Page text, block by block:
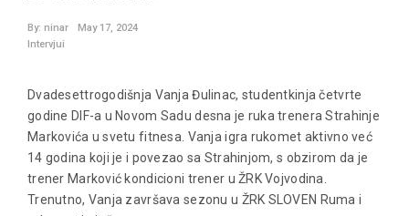
By: ninar
May 17, 2024
Intervjui
Dvadesettrogodišnja Vanja Đulinac, studentkinja četvrte
godine DIF-a u Novom Sadu desna je ruka trenera Strahinje
Markovića u svetu fitnesa. Vanja igra rukomet aktivno već
14 godina koji je i povezao sa Strahinjom, s obzirom da je
trener Marković kondicioni trener u ŽRK Vojvodina.
Trenutno, Vanja završava sezonu u ŽRK SLOVEN Ruma i